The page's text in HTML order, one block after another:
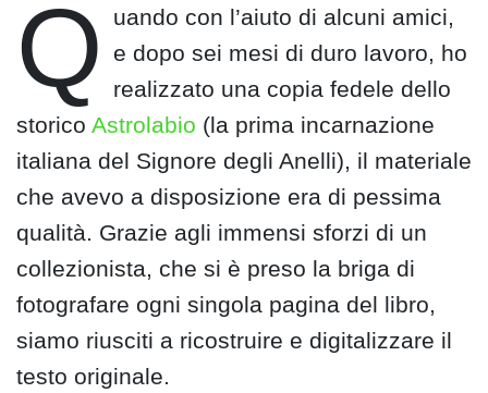
Q
uando con l’aiuto di alcuni amici,
e dopo sei mesi di duro lavoro, ho
realizzato una copia fedele dello
storico Astrolabio (la prima incarnazione
italiana del Signore degli Anelli), il materiale
che avevo a disposizione era di pessima
qualità. Grazie agli immensi sforzi di un
collezionista, che si è preso la briga di
fotografare ogni singola pagina del libro,
siamo riusciti a ricostruire e digitalizzare il
testo originale.